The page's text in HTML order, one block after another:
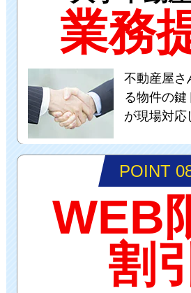
業務
不動産屋さ
る物件の鍵
が現場対応
POINT
WEB
割引